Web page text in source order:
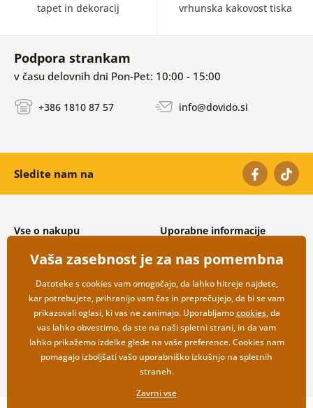
tapet in dekoracij vrhunska kakovost tiska
Podpora strankam
v času delovnih dni Pon-Pet: 10:00 - 15:00
+386 1810 87 57 info@dovido.si
Sledite nam na
Vse o nakupu
Splošni in reklamacijski pogoji
Varovanje osebnih podatkov
Možnosti dostave in plačila
Vračilo blaga
Uporabne informacije
Pogosto zastavljena vprašanja
Kontakti
Veleprodaja
Vaša zasebnost je za nas pomembna
Datoteke s cookies vam omogočajo, da lahko hitreje najdete,
kar potrebujete, prihranijo vam čas in preprečujejo, da bi se vam
prikazovali oglasi, ki vas ne zanimajo. Uporabljamocookies, da
vas lahko obvestimo, da ste na naši spletni strani, in da vam
lahko prikažemo izdelke glede na vaše preference. Cookies nam
pomagajo izboljšati vašo uporabniško izkušnjo na spletnih
straneh.
Zavrni vse